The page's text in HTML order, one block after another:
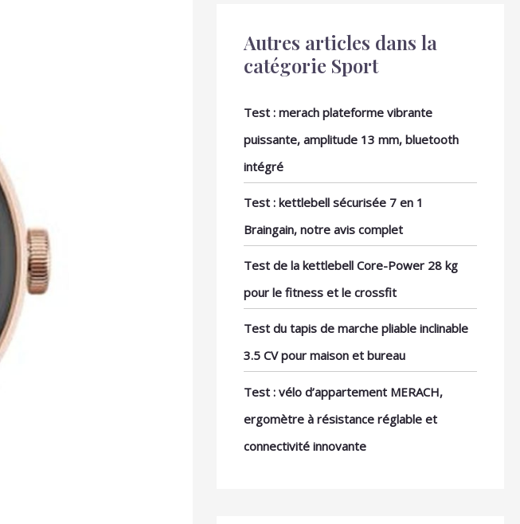
Autres articles dans la
catégorie Sport
Test : merach plateforme vibrante
puissante, amplitude 13 mm, bluetooth
intégré
Test : kettlebell sécurisée 7 en 1
Braingain, notre avis complet
Test de la kettlebell Core-Power 28 kg
pour le fitness et le crossfit
Test du tapis de marche pliable inclinable
3.5 CV pour maison et bureau
Test : vélo d’appartement MERACH,
ergomètre à résistance réglable et
connectivité innovante